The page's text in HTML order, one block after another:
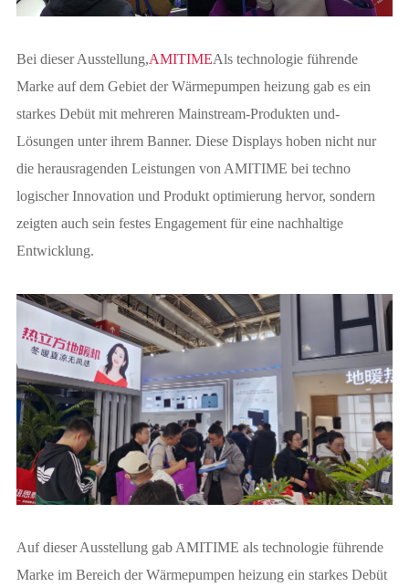
Bei dieser Ausstellung,AMITIMEAls technologie führende
Marke auf dem Gebiet der Wärmepumpen heizung gab es ein
starkes Debüt mit mehreren Mainstream-Produkten und-
Lösungen unter ihrem Banner. Diese Displays hoben nicht nur
die herausragenden Leistungen von AMITIME bei techno
logischer Innovation und Produkt optimierung hervor, sondern
zeigten auch sein festes Engagement für eine nachhaltige
Entwicklung.
Auf dieser Ausstellung gab AMITIME als technologie führende
Marke im Bereich der Wärmepumpen heizung ein starkes Debüt